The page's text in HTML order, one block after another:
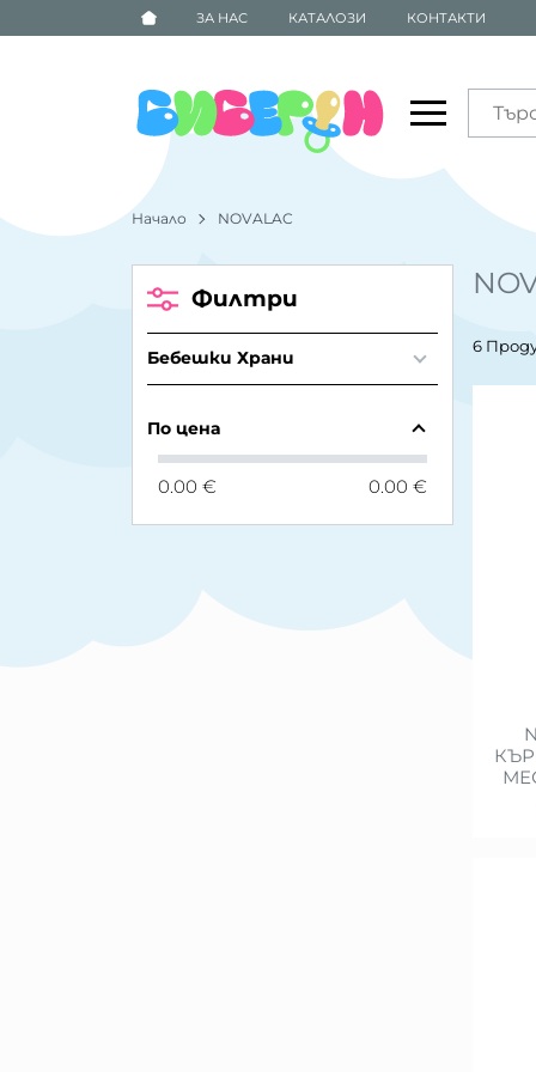
ЗА НАС КАТАЛОЗИ КОНТАКТИ
Начало NOVALAC
6
Филтри
Бебешки Храни
По цена
0.00 € 0.00 €